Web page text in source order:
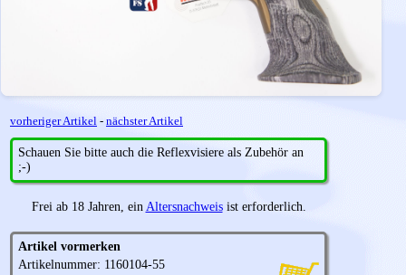
vorheriger Artikel - nächster Artikel
Schauen Sie bitte auch die Reflexvisiere als Zubehör an
;-)
Frei ab 18 Jahren, ein Altersnachweisist erforderlich.
Artikel vormerken
Artikelnummer: 1160104-55